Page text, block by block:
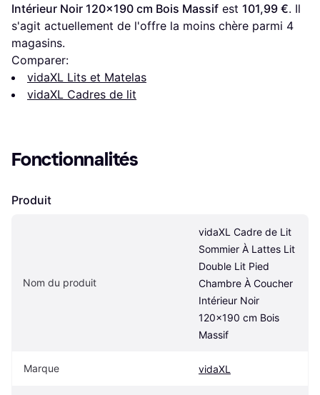
Intérieur Noir 120x190 cm Bois Massif est 101,99 €. Il
s'agit actuellement de l'offre la moins chère parmi 4
magasins.
Comparer:
vidaXL Lits et Matelas
vidaXL Cadres de lit
Fonctionnalités
Produit
Nom du produit
vidaXL Cadre de Lit
Sommier À Lattes Lit
Double Lit Pied
Chambre À Coucher
Intérieur Noir
120x190 cm Bois
Massif
Marque vidaXL